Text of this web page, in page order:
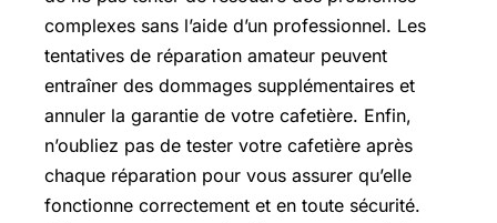
complexes sans l’aide d’un professionnel. Les
tentatives de réparation amateur peuvent
entraîner des dommages supplémentaires et
annuler la garantie de votre cafetière. Enfin,
n’oubliez pas de tester votre cafetière après
chaque réparation pour vous assurer qu’elle
fonctionne correctement et en toute sécurité.